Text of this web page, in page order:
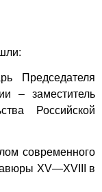
Председателя
– заместитель
Российской
современного
XV—XVIII в